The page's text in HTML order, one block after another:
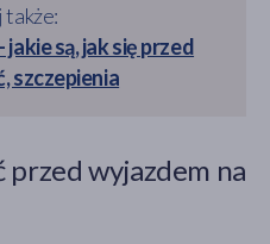
także:
są, jak się przed
szczepienia
przed wyjazdem na